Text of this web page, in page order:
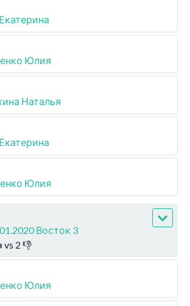
Юлия
Наталья
Юлия
Восток 3
vs 2 👎
Юлия